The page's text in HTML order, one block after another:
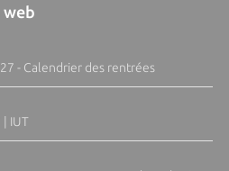
web
- Calendrier des rentrées
IUT